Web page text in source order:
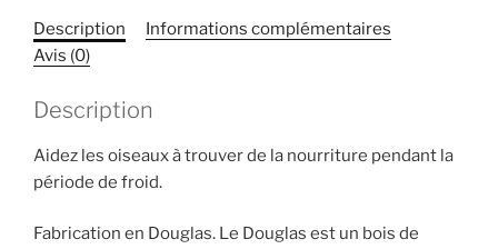
Description
Informations complémentaires
Avis (0)
Description
Aidez les oiseaux à trouver de la nourriture pendant la
période de froid.
Fabrication en Douglas. Le Douglas est un bois de